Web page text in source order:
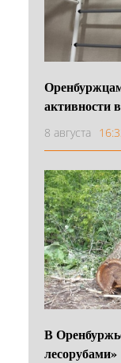
активности
8 августа
В
лесорубами»